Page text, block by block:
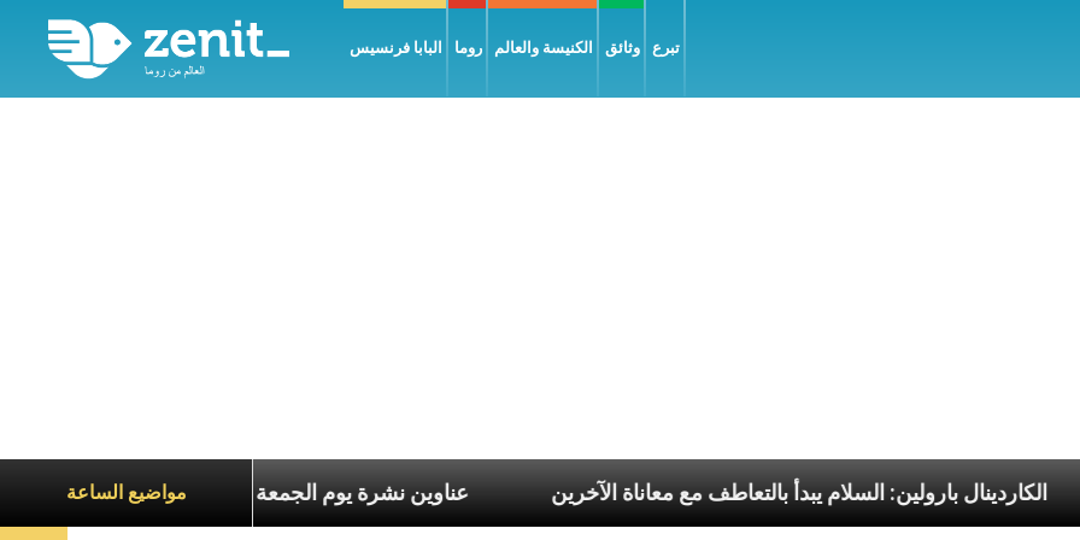
البابا فرنسيس روما الكنيسة والعالم وثائق تبرع
مواضيع الساعةعناوين نشرة يوم الجمعة 7 آب 2026: السلام يُبنى بصبر يومًا بعد يوم الكاردينال بارولين: السلام يبدأ بالتعاطف مع معاناة الآخرين